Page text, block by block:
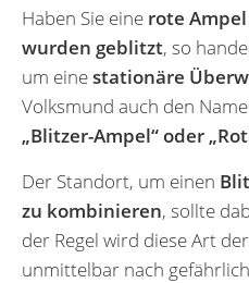
Haben Sie eine rote
wurden geblitzt, so
um einestationäre
Volksmund auch den
„Blitzer-Ampel“ oder
Der Standort, um einen
zu kombinieren, sollte
der Regel wird diese Art der
unmittelbar nach